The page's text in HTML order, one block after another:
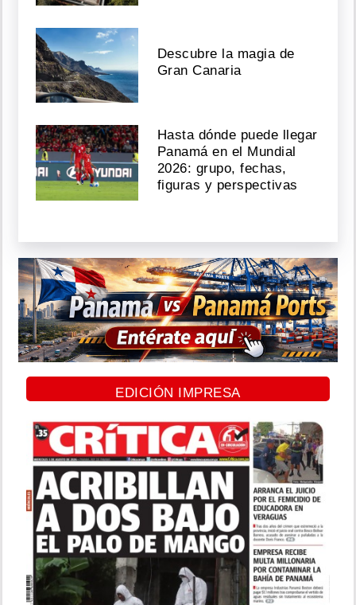
Descubre la magia de
Gran Canaria
Hasta dónde puede llegar
Panamá en el Mundial
2026: grupo, fechas,
figuras y perspectivas
EDICIÓN IMPRESA